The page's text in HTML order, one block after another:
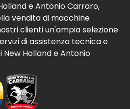
e Antonio Carraro,
vendita di macchine
clienti un'ampia selezione
di assistenza tecnica e
Holland e Antonio